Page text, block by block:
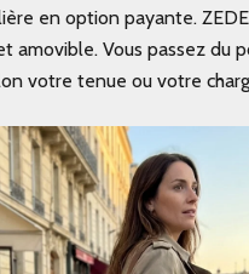
en option payante.
amovible. Vous passez du
votre tenue ou votre